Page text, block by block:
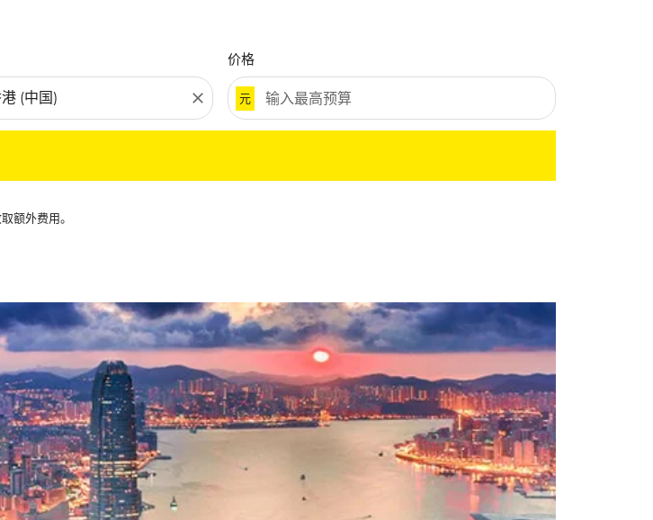
close
价格
元
额外费用。